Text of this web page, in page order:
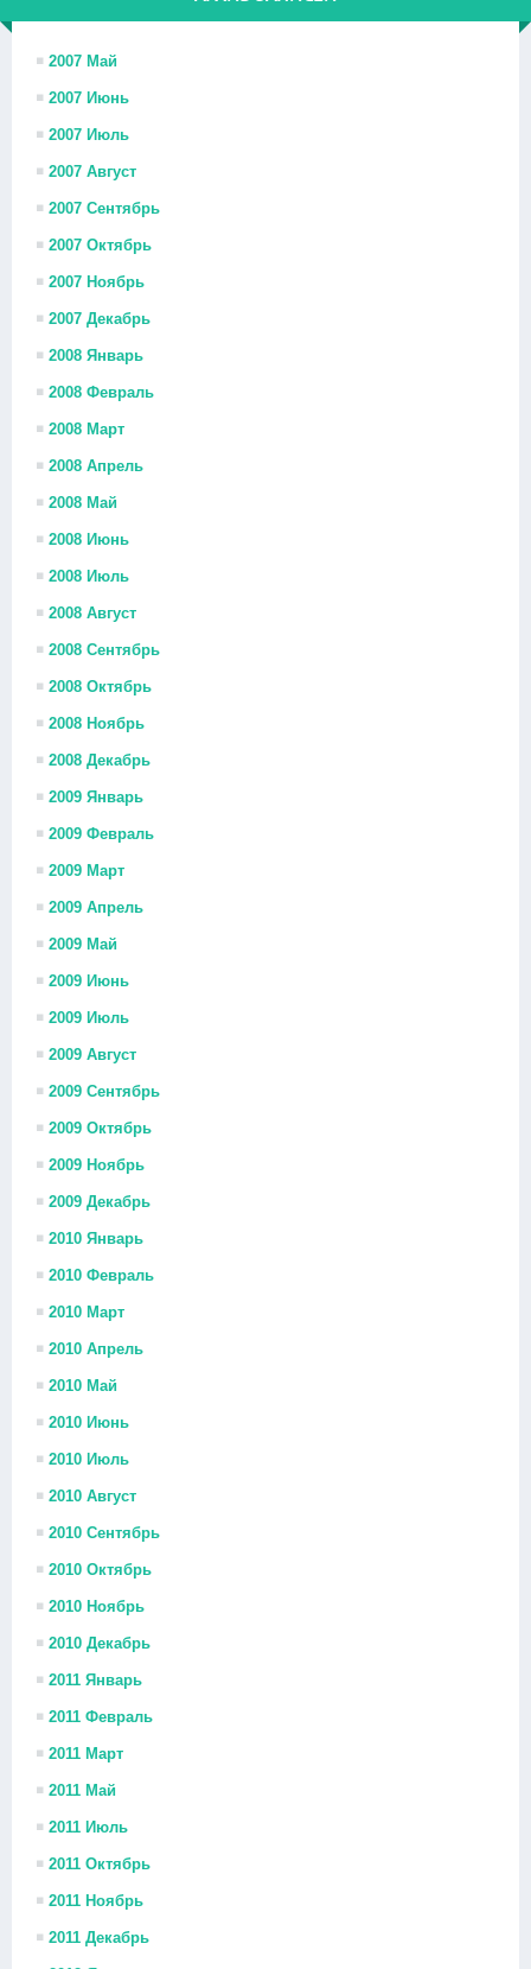
2007 Май
2007 Июнь
2007 Июль
2007 Август
2007 Сентябрь
2007 Октябрь
2007 Ноябрь
2007 Декабрь
2008 Январь
2008 Февраль
2008 Март
2008 Апрель
2008 Май
2008 Июнь
2008 Июль
2008 Август
2008 Сентябрь
2008 Октябрь
2008 Ноябрь
2008 Декабрь
2009 Январь
2009 Февраль
2009 Март
2009 Апрель
2009 Май
2009 Июнь
2009 Июль
2009 Август
2009 Сентябрь
2009 Октябрь
2009 Ноябрь
2009 Декабрь
2010 Январь
2010 Февраль
2010 Март
2010 Апрель
2010 Май
2010 Июнь
2010 Июль
2010 Август
2010 Сентябрь
2010 Октябрь
2010 Ноябрь
2010 Декабрь
2011 Январь
2011 Февраль
2011 Март
2011 Май
2011 Июль
2011 Октябрь
2011 Ноябрь
2011 Декабрь